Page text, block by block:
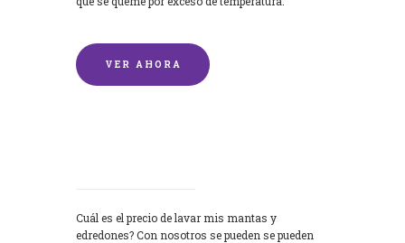
VER AHORA
Cuál es el precio de lavar mis mantas y
edredones? Con nosotros se pueden se pueden